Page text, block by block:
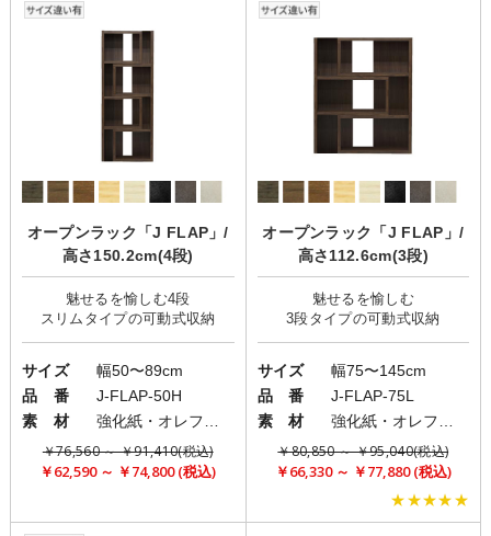
オープンラック「J FLAP」/
高さ150.2cm(4段)
魅せるを愉しむ4段
サイズ
幅50〜89cm
品 番
J-FLAP-50H
素 材
￥76,560 ～ ￥91,410(税込)
￥62,590 ～ ￥74,800 (税込)
オープンラック「J FLAP」/
高さ112.6cm(3段)
魅せるを愉しむ
サイズ
幅75〜145cm
品 番
J-FLAP-75L
素 材
￥80,850 ～ ￥95,040(税込)
￥66,330 ～ ￥77,880 (税込)
★★★★★